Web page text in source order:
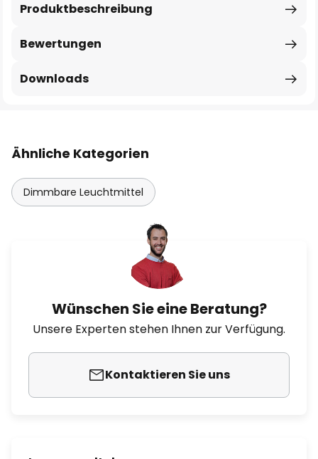
Produktbeschreibung
Bewertungen
Downloads
Ähnliche Kategorien
Dimmbare Leuchtmittel
Wünschen Sie eine Beratung?
Unsere Experten stehen Ihnen zur Verfügung.
Kontaktieren Sie uns